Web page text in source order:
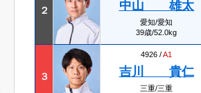
２ 中山 雄太
愛知/愛知
39歳/52.0kg
３
4926 /A1
吉川 貴仁
三重/三重